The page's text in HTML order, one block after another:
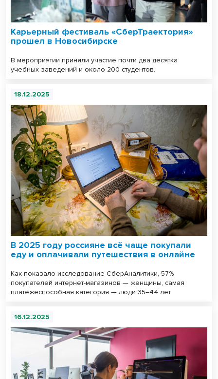
Карьерный фестиваль «СберТраектория»
прошел в Новосибирске
В мероприятии приняли участие почти два десятка
учебных заведений и около 200 студентов.
18.12.2025
В 2025 году россияне всё чаще покупали
еду и оплачивали путешествия в онлайне
Как показало исследование СберАналитики, 57%
покупателей интернет-магазинов — женщины, самая
платёжеспособная категория — люди 35–44 лет.
16.12.2025